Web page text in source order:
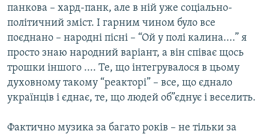
панкова – хард-панк, але в ній уже соціально-
політичний зміст. І гарним чином було все
поєднано – народні пісні – “Ой у полі калина....” я
просто знаю народний варіант, а він співає щось
трошки іншого .... Те, що інтегрувалося в цьому
духовному такому “реакторі” – все, що єднало
українців і єднає, те, що людей об”єднує і веселить.
Фактично музика за багато років – не тільки за